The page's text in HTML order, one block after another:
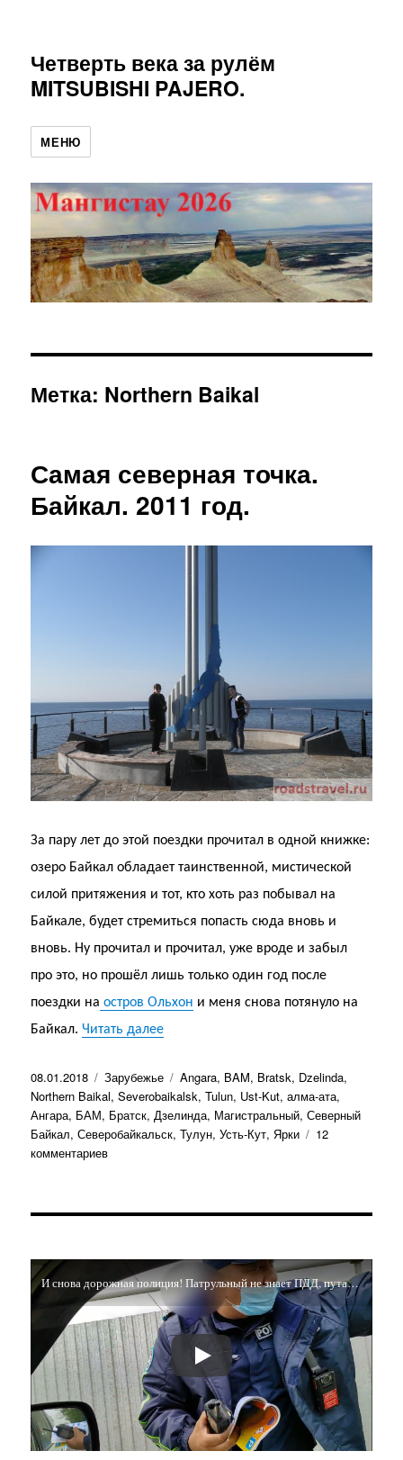
Четверть века за рулём
MITSUBISHI PAJERO.
МЕНЮ
Метка: Northern Baikal
Самая северная точка.
Байкал. 2011 год.
За пару лет до этой поездки прочитал в одной книжке:
озеро Байкал обладает таинственной, мистической
силой притяжения и тот, кто хоть раз побывал на
Байкале, будет стремиться попасть сюда вновь и
вновь. Ну прочитал и прочитал, уже вроде и забыл
про это, но прошёл лишь только один год после
поездки на остров Ольхон и меня снова потянуло на
Байкал.Читать далее«Самая северная точка. Байкал. 2011
Опубликовано
08.01.2018 Рубрики
Зарубежье Метки
Angara, BAM, Bratsk, Dzelinda,
Northern Baikal,Severobaikalsk,Tulun, Ust-Kut,алма-ата,
Ангара, БАМ, Братск,Дзелинда, Магистральный,Северный
Байкал,Северобайкальск,Тулун,Усть-Кут,Ярки
12
комментариевк
северная
2011
год.
И снова дорожная полиция! Патрульный не знает ПДД, путается в знаках и требует снимать его на видео!